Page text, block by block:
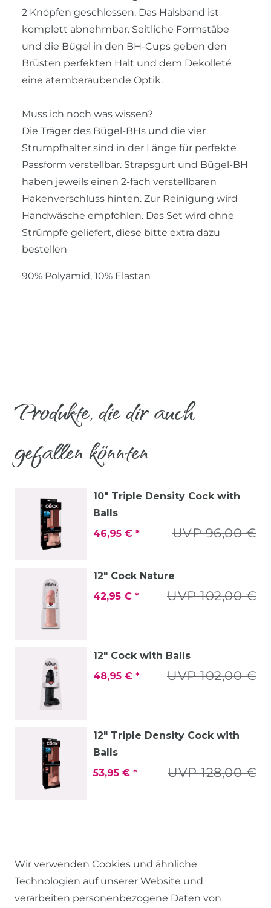
2 Knöpfen geschlossen. Das Halsband ist
komplett abnehmbar. Seitliche Formstäbe
und die Bügel in den BH-Cups geben den
Brüsten perfekten Halt und dem Dekolleté
eine atemberaubende Optik.
Muss ich noch was wissen?
Die Träger des Bügel-BHs und die vier
Strumpfhalter sind in der Länge für perfekte
Passform verstellbar. Strapsgurt und Bügel-BH
haben jeweils einen 2-fach verstellbaren
Hakenverschluss hinten. Zur Reinigung wird
Handwäsche empfohlen. Das Set wird ohne
Strümpfe geliefert, diese bitte extra dazu
bestellen
90% Polyamid, 10% Elastan
Produkte, die dir auch
gefallen könnten
10" Triple Density Cock with
Balls
UVP 96,00 €
46,95 € *
12" Cock Nature
UVP 102,00 €
42,95 € *
12" Cock with Balls
UVP 102,00 €
48,95 € *
12" Triple Density Cock with
Balls
UVP 128,00 €
53,95 € *
Wir verwenden Cookies und ähnliche
Technologien auf unserer Website und
verarbeiten personenbezogene Daten von